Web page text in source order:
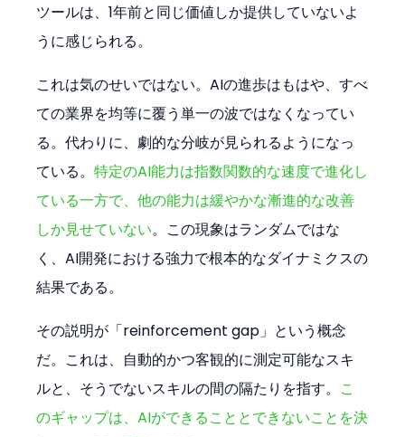
ツールは、1年前と同じ価値しか提供していないよ
うに感じられる。
これは気のせいではない。AIの進歩はもはや、すべ
ての業界を均等に覆う単一の波ではなくなってい
る。代わりに、劇的な分岐が見られるようになっ
ている。特定のAI能力は指数関数的な速度で進化し
ている一方で、他の能力は緩やかな漸進的な改善
しか見せていない。この現象はランダムではな
く、AI開発における強力で根本的なダイナミクスの
結果である。
その説明が「reinforcement gap」という概念
だ。これは、自動的かつ客観的に測定可能なスキ
ルと、そうでないスキルの間の隔たりを指す。 こ
のギャップは、AIができることとできないことを決